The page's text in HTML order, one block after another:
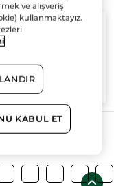
bitkisel
ve alışveriş
kullanmaktayız.
KABUL ET